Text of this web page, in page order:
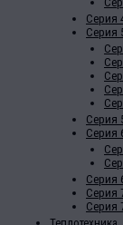
Серия
Серия
Серия
Серия
Серия
Серия
Серия